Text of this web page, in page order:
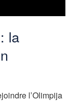
la
l’Olimpija